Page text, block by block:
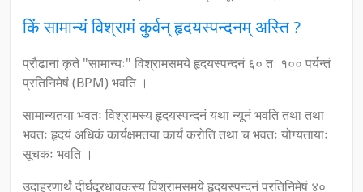
किं सामान्यं विश्रामं कुर्वन् हृदयस्पन्दनम् अस्ति ?
प्रौढानां कृते "सामान्यः" विश्रामसमये हृदयस्पन्दनं ६० तः १०० पर्यन्तं
प्रतिनिमेषं (BPM) भवति ।
सामान्यतया भवतः विश्रामस्य हृदयस्पन्दनं यथा न्यूनं भवति तथा तथा
भवतः हृदयं अधिकं कार्यक्षमतया कार्यं करोति तथा च भवतः योग्यतायाः
सूचकः भवति ।
उदाहरणार्थं दीर्घदूरधावकस्य विश्रामसमये हृदयस्पन्दनं प्रतिनिमेषं ४०